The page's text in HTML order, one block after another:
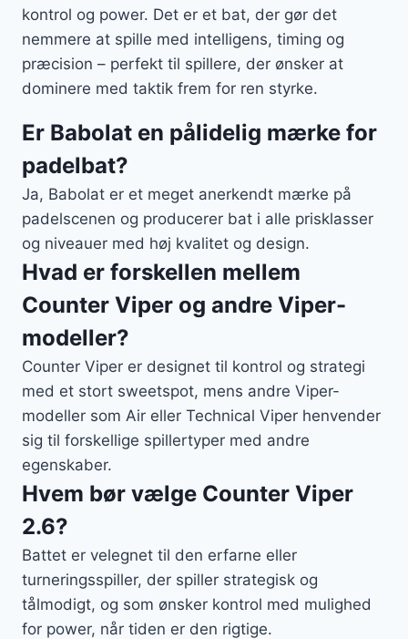
kontrol og power. Det er et bat, der gør det
nemmere at spille med intelligens, timing og
præcision – perfekt til spillere, der ønsker at
dominere med taktik frem for ren styrke.
Er Babolat en pålidelig mærke for
padelbat?
Ja, Babolat er et meget anerkendt mærke på
padelscenen og producerer bat i alle prisklasser
og niveauer med høj kvalitet og design.
Hvad er forskellen mellem
Counter Viper og andre Viper-
modeller?
Counter Viper er designet til kontrol og strategi
med et stort sweetspot, mens andre Viper-
modeller som Air eller Technical Viper henvender
sig til forskellige spillertyper med andre
egenskaber.
Hvem bør vælge Counter Viper
2.6?
Battet er velegnet til den erfarne eller
turneringsspiller, der spiller strategisk og
tålmodigt, og som ønsker kontrol med mulighed
for power, når tiden er den rigtige.